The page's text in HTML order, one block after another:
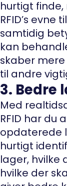
hurtigt
RFID’s
samtidig
kan
skaber
til andre
3. Bedre
Med
RFID har
opdaterede
hurtigt
lager, hvilke
hvilke der